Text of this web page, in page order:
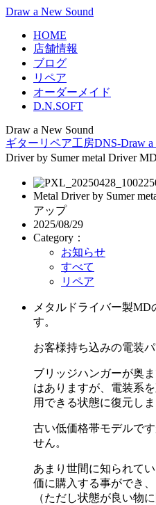
Draw a New Sound
HOME
店舗情報
ブログ
リペア
オーダーメイド
D.N.SOFT
Draw a New Sound
ギターリペア工房DNS-Draw a
Driver by Sumer metal Driver
Metal Driver by Sumer
アップ
2025/08/29
Category：
お知らせ
すべて
リペア
メタルドライバー製
す。
お客様持ち込みの電装
ブリッジハンガーが奥
はありますが、電装系
用できる状態に復元しま
古い低価格帯モデルで
せん。
あまり世間に知られて
価に購入する事ができ
（ただし状態が良い物